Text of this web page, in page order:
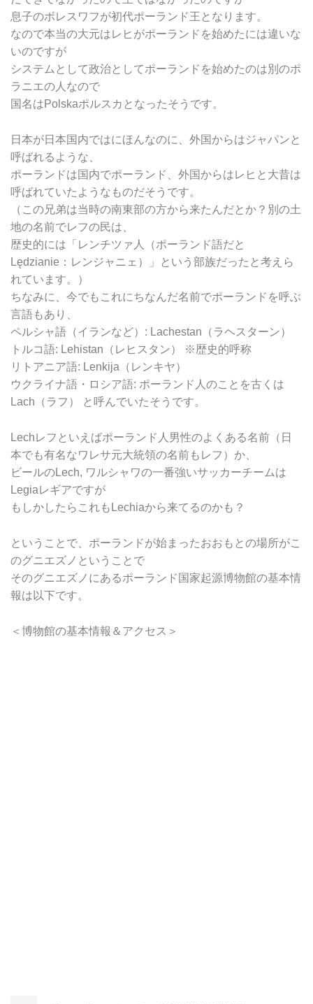
息子のボレスワフが初代ポーランド王となります。
なので本当の大元はレヒがポーランドを始めたには違いな
いのですが
システムとして政治としてポーランドを始めたのは別のポ
ラニエの人なので
国名はPolskaポルスカとなったそうです。
日本が日本国内ではにほんなのに、外国からはジャパンと
呼ばれるような、
ポーランドは国内でポーランド、外国からはレヒと大昔は
呼ばれていたようなものだそうです。
（この兄弟は当時の南東部の方から来たんだとか？別の土
地の名前でレフの民は、
歴史的には「レンチツァ人（ポーランド語だと
Lędzianie：レンジャニェ）」という部族だったと考えら
れています。）
ちなみに、今でもこれにちなんだ名前でポーランドを呼ぶ
言語もあり、
ペルシャ語（イランなど）: Lachestan（ラヘスターン）
トルコ語: Lehistan（レヒスタン） ※歴史的呼称
リトアニア語: Lenkija（レンキヤ）
ウクライナ語・ロシア語: ポーランド人のことを古くは
Lach（ラフ） と呼んでいたそうです。
Lechレフといえばポーランド人男性のよくある名前（日
本でも有名なワレサ元大統領の名前もレフ）か、
ビールのLech, ワルシャワの一番強いサッカーチームは
Legiaレギアですが
もしかしたらこれもLechiaから来てるのかも？
ということで、ポーランドが始まったおおもとの場所がこ
のグニエズノということで
そのグニエズノにあるポーランド国家起源博物館の基本情
報は以下です。
＜博物館の基本情報＆アクセス＞